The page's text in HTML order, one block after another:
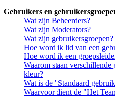
Gebruikers en
Wat zijn Beheerders?
Wat zijn Moderators?
Wat zijn gebruikersgroepen?
Hoe word ik lid van een
Hoe word ik een
Waarom staan verschillende
kleur?
Wat is de "Standaard
Waarvoor dient de "Het